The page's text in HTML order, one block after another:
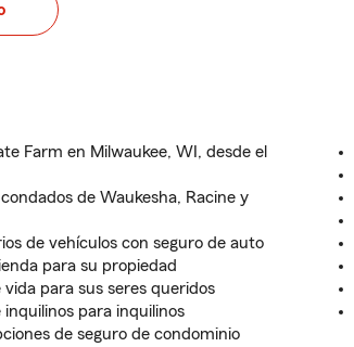
Farm en Milwaukee, WI, desde el
de Waukesha, Racine y
de vehículos con seguro de auto
para su propiedad
para sus seres queridos
para inquilinos
de seguro de condominio